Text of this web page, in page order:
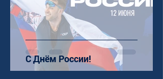
С Днём России!